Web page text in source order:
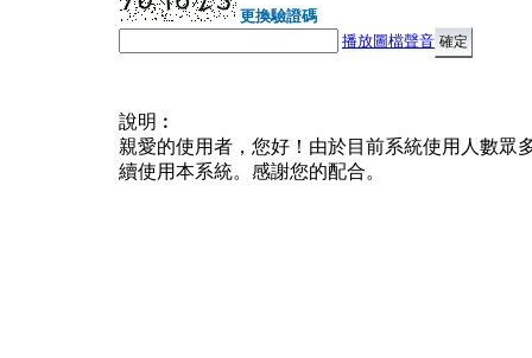
更換驗證碼
播放圖檔聲音
說明︰
親愛的使用者，您好！由於目前系統使用人數眾
續使用本系統。感謝您的配合。